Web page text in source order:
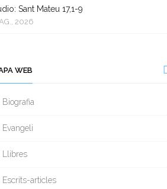
Sant Mateu 17,1-9
2026
WEB
Biografia
Evangeli
Llibres
Escrits-articles